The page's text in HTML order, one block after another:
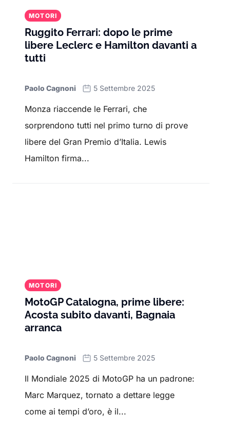
MOTORI
Ruggito Ferrari: dopo le prime
libere Leclerc e Hamilton davanti a
tutti
Paolo Cagnoni 5 Settembre 2025
Monza riaccende le Ferrari, che
sorprendono tutti nel primo turno di prove
libere del Gran Premio d’Italia. Lewis
Hamilton firma...
MOTORI
MotoGP Catalogna, prime libere:
Acosta subito davanti, Bagnaia
arranca
Paolo Cagnoni 5 Settembre 2025
Il Mondiale 2025 di MotoGP ha un padrone:
Marc Marquez, tornato a dettare legge
come ai tempi d’oro, è il...